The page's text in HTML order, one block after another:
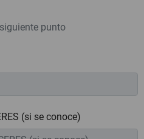
punto
(si se conoce)